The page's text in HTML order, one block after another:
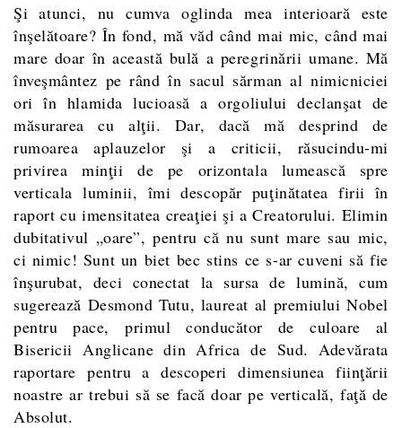
Şi atunci, nu cumva oglinda mea interioară este
înşelătoare? În fond, mă văd când mai mic, când mai
mare doar în această bulă a peregrinării umane. Mă
înveşmântez pe rând în sacul sărman al nimicniciei
ori în hlamida lucioasă a orgoliului declanşat de
măsurarea cu alţii. Dar, dacă mă desprind de
rumoarea aplauzelor şi a criticii, răsucindu-mi
privirea minţii de pe orizontala lumească spre
verticala luminii, îmi descopăr puţinătatea firii în
raport cu imensitatea creaţiei şi a Creatorului. Elimin
dubitativul „oare”, pentru că nu sunt mare sau mic,
ci nimic! Sunt un biet bec stins ce s-ar cuveni să fie
înşurubat, deci conectat la sursa de lumină, cum
sugerează Desmond Tutu, laureat al premiului Nobel
pentru pace, primul conducător de culoare al
Bisericii Anglicane din Africa de Sud. Adevărata
raportare pentru a descoperi dimensiunea fiinţării
noastre ar trebui să se facă doar pe verticală, faţă de
Absolut.